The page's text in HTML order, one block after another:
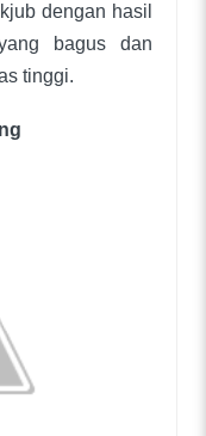
dengan hasil
bagus dan
tinggi.